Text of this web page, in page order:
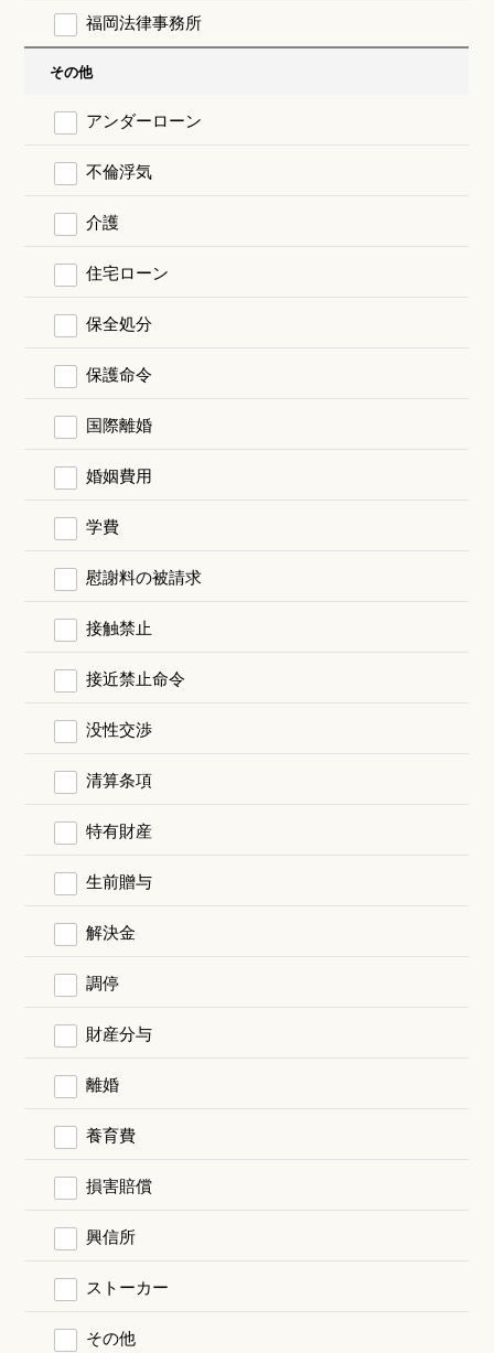
福岡法律事務所
その他
アンダーローン
不倫浮気
介護
住宅ローン
保全処分
保護命令
国際離婚
婚姻費用
学費
慰謝料の被請求
接触禁止
接近禁止命令
没性交渉
清算条項
特有財産
生前贈与
解決金
調停
財産分与
離婚
養育費
損害賠償
興信所
ストーカー
その他